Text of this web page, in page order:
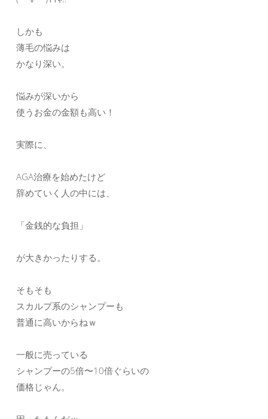
しかも
薄毛の悩みは
かなり深い。
悩みが深いから
使うお金の金額も高い！
実際に、
AGA治療を始めたけど
辞めていく人の中には、
「金銭的な負担」
が大きかったりする。
そもそも
スカルプ系のシャンプーも
普通に高いからねｗ
一般に売っている
シャンプーの5倍〜10倍ぐらいの
価格じゃん。